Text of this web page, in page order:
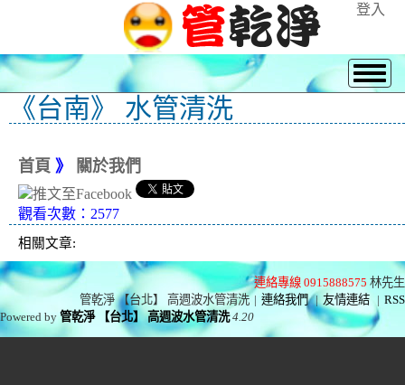
登入
《台南》 水管清洗
首頁 》 關於我們
觀看次數：2577
相關文章:
連絡專線 0915888575 林先生
管乾淨 【台北】 高週波水管清洗 | 連絡我們 | 友情連結 | RSS
Powered by管乾淨 【台北】 高週波水管清洗 4.20